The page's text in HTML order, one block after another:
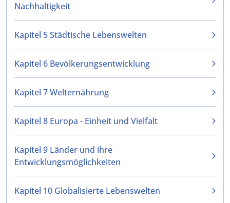
Nachhaltigkeit
Kapitel 5 Städtische Lebenswelten
Kapitel 6 Bevölkerungsentwicklung
Kapitel 7 Welternährung
Kapitel 8 Europa - Einheit und Vielfalt
Kapitel 9 Länder und ihre
Entwicklungsmöglichkeiten
Kapitel 10 Globalisierte Lebenswelten